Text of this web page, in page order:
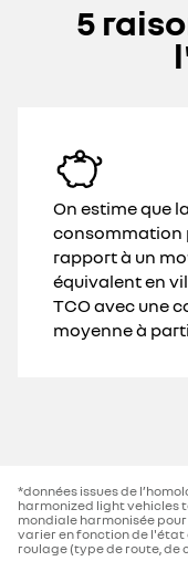
5
On estime que
consommation
rapport à un
équivalent en
TCO avec une
moyenne à
*données issues de
harmonized light vehicles
mondiale harmonisée
varier en fonction de
roulage (type de route, de